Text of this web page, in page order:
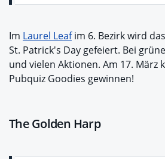
Im Laurel Leafim 6. Bezirk wird
St. Patrick's Day gefeiert. Bei
und vielen Aktionen. Am 17. März
Pubquiz Goodies gewinnen!
The Golden Harp